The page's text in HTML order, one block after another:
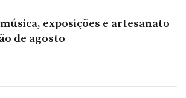
exposições e artesanato
de agosto